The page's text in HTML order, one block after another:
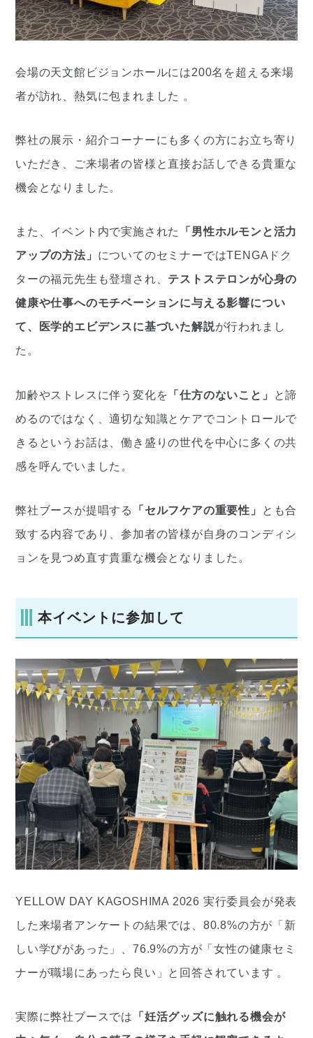
会場の天文館ビジョンホールには200名を超える来場
者が訪れ、熱気に包まれました 。
弊社の展示・紹介コーナーにも多くの方にお立ち寄り
いただき、ご来場者の皆様と直接お話しできる貴重な
機会となりました。
また、イベント内で実施された
「男性ホルモンと活力
アップの方法」 についてのセミナーではTENGAドク
ターの福元先生も登壇され、 テストステロンが心身の
健康や仕事へのモチベーションに与える影響につい
て、医学的エビデンスに基づいた解説が行われまし
た。
加齢やストレスに伴う変化を 「仕方のないこと」
と諦
めるのではなく、適切な知識とケアでコントロールで
きるというお話は、働き盛りの世代を中心に多くの共
感を呼んでいました。
弊社ブースが提唱する 「セルフケアの重要性」
とも合
致する内容であり、参加者の皆様が自身のコンディシ
ョンを見つめ直す貴重な機会となりました。
本イベントに参加して
YELLOW DAY KAGOSHIMA 2026 実行委員会が発表
した来場者アンケートの結果では、80.8%の方が「新
しい学びがあった」、76.9%の方が「女性の健康セミ
ナーが職場にあったら良い」と回答されています 。
実際に弊社ブースでは
「妊活グッズに触れる機会が